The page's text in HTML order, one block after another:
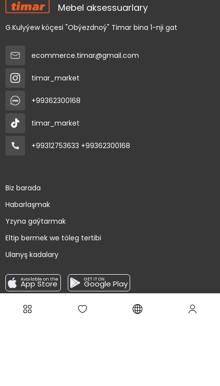
Mebel aksessuarlary
G.Kulyýew köçesi "Obýezdnoý" Timar bina 1-nji gat
ecommerce.timar@gmail.com
timar_market
+99362300168
timar_market
+99312753633 +99362300168
Biz barada
Habarlaşmak
Yzyna gaýtarmak
Eltip bermek we töleg tertibi
Ulanyş kadalary
Available on the
App Store GET IT ON
Google Play